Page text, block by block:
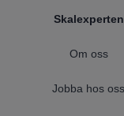
Skalexperten
Om oss
Jobba hos oss